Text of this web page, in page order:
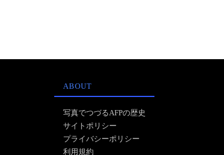
ABOUT
写真でつづるAFPの歴史
サイトポリシー
プライバシーポリシー
利用規約